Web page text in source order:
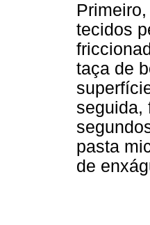
tecidos
taça de
seguida,
pasta
de